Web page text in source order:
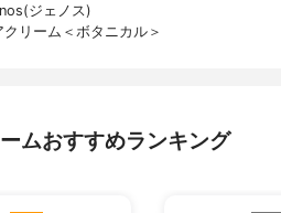
ジェノス)
クリーム＜ボタニカル＞
ムおすすめランキング